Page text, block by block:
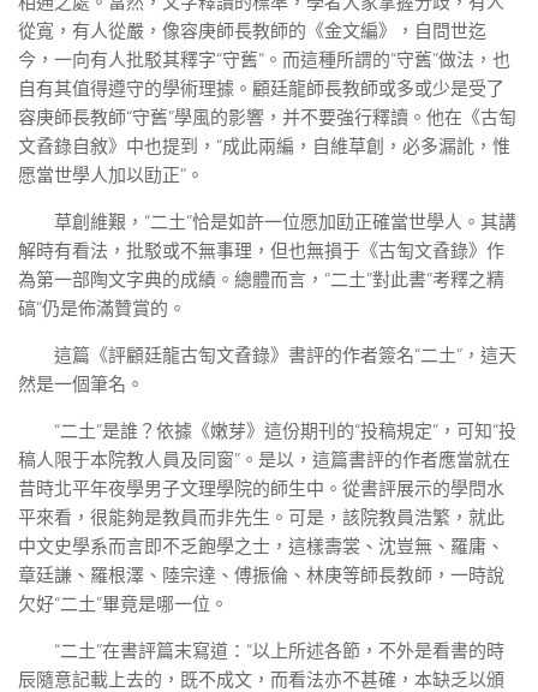
從寬，有人從嚴，像容庚師長教師的《金文編》，自問世迄
今，一向有人批駁其釋字“守舊”。而這種所謂的“守舊”做法，也
自有其值得遵守的學術理據。顧廷龍師長教師或多或少是受了
容庚師長教師“守舊”學風的影響，并不要強行釋讀。他在《古匋
文孴錄自敘》中也提到，“成此兩編，自維草創，必多漏訛，惟
愿當世學人加以劻正”。
草創維艱，“二土”恰是如許一位愿加劻正確當世學人。其講
解時有看法，批駁或不無事理，但也無損于《古匋文孴錄》作
為第一部陶文字典的成績。總體而言，“二土”對此書“考釋之精
碻”仍是佈滿贊賞的。
這篇《評顧廷龍古匋文孴錄》書評的作者簽名“二土”，這天
然是一個筆名。
“二土”是誰？依據《嫩芽》這份期刊的“投稿規定”，可知“投
稿人限于本院教人員及同窗”。是以，這篇書評的作者應當就在
昔時北平年夜學男子文理學院的師生中。從書評展示的學問水
平來看，很能夠是教員而非先生。可是，該院教員浩繁，就此
中文史學系而言即不乏飽學之士，這樣壽裳、沈豈無、羅庸、
章廷謙、羅根澤、陸宗達、傅振倫、林庚等師長教師，一時說
欠好“二土”畢竟是哪一位。
“二土”在書評篇末寫道：“以上所述各節，不外是看書的時
辰隨意記載上去的，既不成文，而看法亦不甚確，本缺乏以頒